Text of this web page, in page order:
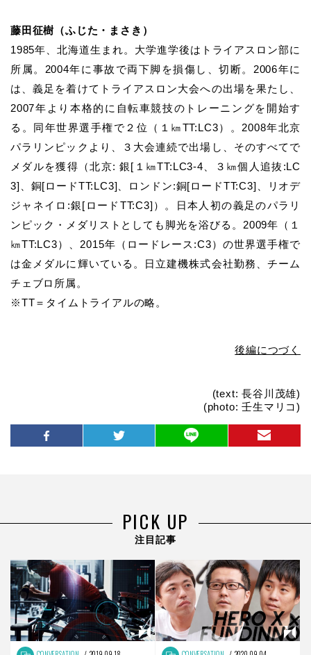
藤田征樹（ふじた・まさき）
1985年、北海道生まれ。大学進学後はトライアスロン部に
所属。 2004年に事故で両下脚を損傷し、切断。 2006年に
は、義足を着けてトライアスロン大会への出場を果たし、
2007年より本格的に自転車競技のトレーニングを開始す
る。同年世界選手権で２位（１㎞TT:LC3）。 2008年北京
パラリンピックより、３大会連続で出場し、そのすべてで
メダルを獲得（北京:銀[ １㎞TT:LC3-4 、３㎞個人追抜 :LC
3] 、銅[ロードTT:LC3] 、ロンドン:銅[ロードTT:C3] 、リオデ
ジャネイロ :銀[ ロード TT:C3]）。日本人初の義足のパラリ
ンピック・メダリストとしても脚光を浴びる。 2009年（１
㎞TT:LC3）、 2015年（ロードレース :C3）の世界選手権で
は金メダルに輝いている。
日立建機株式会社勤務、チーム
チェブロ所属。
※TT＝タイムトライアルの略。
後編につづく
(text: 長谷川茂雄)
(photo: 壬生マリコ)
PICK UP
注目記事